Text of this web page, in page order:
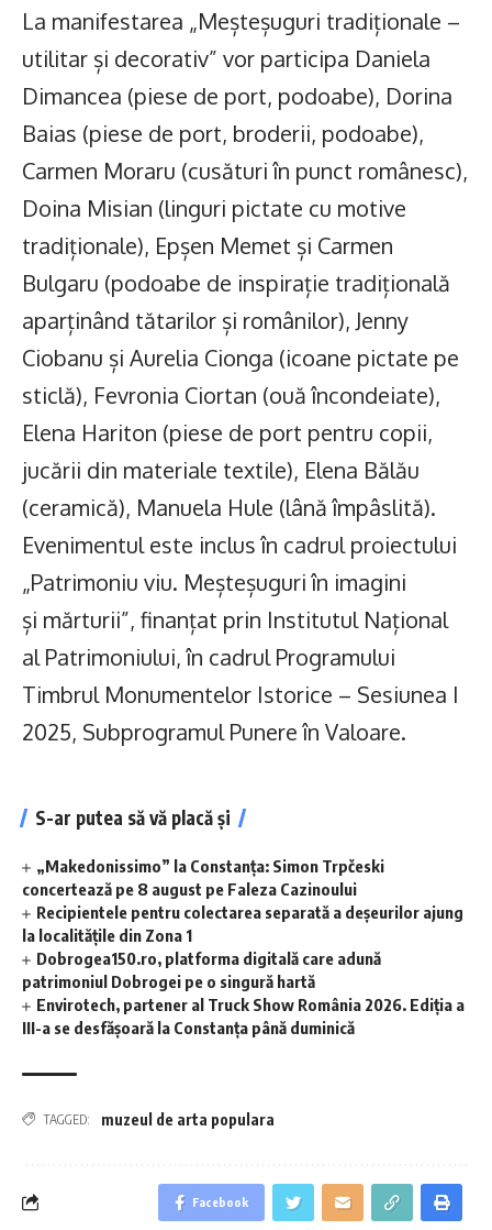
La manifestarea „Meșteșuguri tradiționale –
utilitar și decorativ” vor participa Daniela
Dimancea (piese de port, podoabe), Dorina
Baias (piese de port, broderii, podoabe),
Carmen Moraru (cusături în punct românesc),
Doina Misian (linguri pictate cu motive
tradiționale), Epșen Memet și Carmen
Bulgaru (podoabe de inspirație tradițională
aparținând tătarilor și românilor), Jenny
Ciobanu și Aurelia Cionga (icoane pictate pe
sticlă), Fevronia Ciortan (ouă încondeiate),
Elena Hariton (piese de port pentru copii,
jucării din materiale textile), Elena Bălău
(ceramică), Manuela Hule (lână împâslită).
Evenimentul este inclus în cadrul proiectului
„Patrimoniu viu. Meșteșuguri în imagini
și mărturii”, finanțat prin Institutul Național
al Patrimoniului, în cadrul Programului
Timbrul Monumentelor Istorice – Sesiunea I
2025, Subprogramul Punere în Valoare.
S-ar putea să vă placă și
„Makedonissimo” la Constanța: Simon Trpčeski
concertează pe 8 august pe Faleza Cazinoului
Recipientele pentru colectarea separată a deșeurilor ajung
la localitățile din Zona 1
Dobrogea150.ro, platforma digitală care adună
patrimoniul Dobrogei pe o singură hartă
Envirotech, partener al Truck Show România 2026. Ediția a
III-a se desfășoară la Constanța până duminică
TAGGED: muzeul de arta populara
Facebook